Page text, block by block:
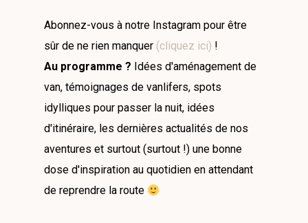
Abonnez-vous à notre Instagram pour être
sûr de ne rien manquer (cliquez ici) !
Au programme ? Idées d'aménagement de
van, témoignages de vanlifers, spots
idylliques pour passer la nuit, idées
d'itinéraire, les dernières actualités de nos
aventures et surtout (surtout !) une bonne
dose d'inspiration au quotidien en attendant
de reprendre la route